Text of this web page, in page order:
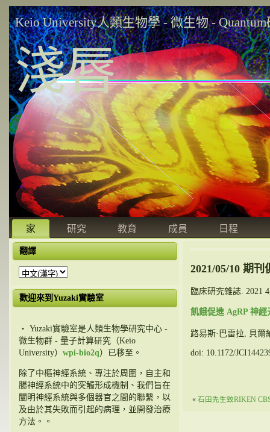
Keio University人類生物學 - 微生物 -
淺唇
家 研究 教育 成員 日程
翻譯
歡迎來到Yuzaki實驗室
・ Yuzaki實驗室是人類生物學研究中心 -
微生物群 - 量子計算研究（Keio
University） wpi-bio2q）已移至。
除了中樞神經系統、專注於周圍，自主和
腸神經系統中的突觸形成機制、我們旨在
闡明神經系統與多個器官之間的聯繫，以
及由於其失敗而引起的病理，並開發治療
方法。。
2021/05/10 期刊
臨床研究雜誌. 2021
飢餓促進 AgRP 神
路易斯·巴雷拉, 貝爾
doi: 10.1172/
« 石田先生致RIKEN